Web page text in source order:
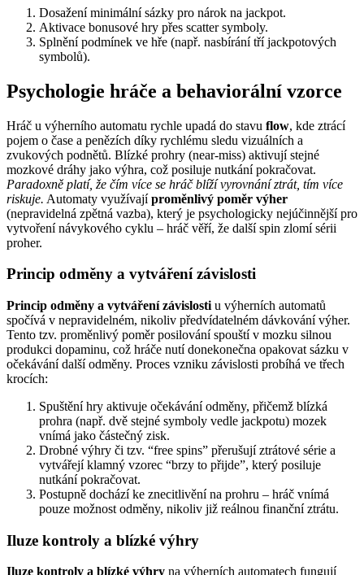
Dosažení minimální sázky pro nárok na jackpot.
Aktivace bonusové hry přes scatter symboly.
Splnění podmínek ve hře (např. nasbírání tří jackpotových
symbolů).
Psychologie hráče a behaviorální vzorce
Hráč u výherního automatu rychle upadá do stavu flow, kde ztrácí
pojem o čase a penězích díky rychlému sledu vizuálních a
zvukových podnětů. Blízké prohry (near-miss) aktivují stejné
mozkové dráhy jako výhra, což posiluje nutkání pokračovat.
Paradoxně platí, že čím více se hráč blíží vyrovnání ztrát, tím více
riskuje. Automaty využívajíproměnlivý poměr výher
(nepravidelná zpětná vazba), který je psychologicky nejúčinnější pro
vytvoření návykového cyklu – hráč věří, že další spin zlomí sérii
proher.
Princip odměny a vytváření závislosti
Princip odměny a vytváření závislosti u výherních automatů
spočívá v nepravidelném, nikoliv předvídatelném dávkování výher.
Tento tzv. proměnlivý poměr posilování spouští v mozku silnou
produkci dopaminu, což hráče nutí donekonečna opakovat sázku v
očekávání další odměny. Proces vzniku závislosti probíhá ve třech
krocích:
Spuštění hry aktivuje očekávání odměny, přičemž blízká
prohra (např. dvě stejné symboly vedle jackpotu) mozek
vnímá jako částečný zisk.
Drobné výhry či tzv. “free spins” přerušují ztrátové série a
vytvářejí klamný vzorec “brzy to přijde”, který posiluje
nutkání pokračovat.
Postupně dochází ke znecitlivění na prohru – hráč vnímá
pouze možnost odměny, nikoliv již reálnou finanční ztrátu.
Iluze kontroly a blízké výhry
Iluze kontroly a blízké výhry na výherních automatech fungují